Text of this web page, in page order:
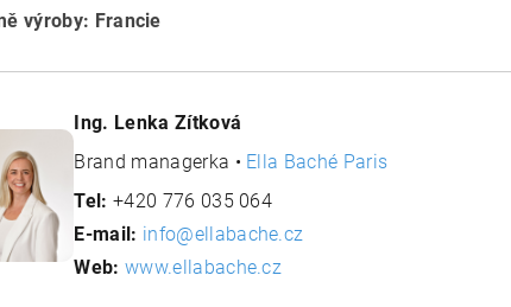
výroby: Francie
Ing. Lenka Zítková
Brand managerka • Ella Baché Paris
Tel: +420 776 035 064
E-mail: info@ellabache.cz
Web: www.ellabache.cz